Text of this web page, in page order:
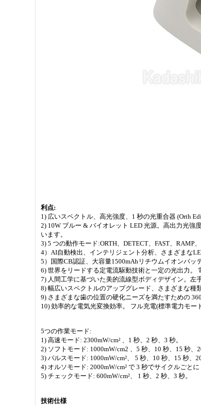
利点:
1) 広いスペクトル、高光強度、1 秒の光重合器 (Orth
2) 10W ブルー & バイオレット LED 光源。高出力光
います。
3) 5 つの動作モード:ORTH、DETECT、FAST、RAMP、
4）AI自動検出、インテリジェント分析、さまざまな
5）国際CB認証、大容量1500mAhリチウムイオンバッ
6) 世界をリードする定電流駆動技術と一定の光出力。
7) 人間工学に基づいた美的流線型ボディデザイン。左
8) 幅広いスペクトルのアップグレード、さまざまな種
9) さまざまな歯の位置の硬化ニーズを満たすための
10) 効率的な電気光変換効率。 フル充電(標準電力モー
5つの作業モード:
1) 高速モード: 2300mW/cm² 、1 秒、2 秒、3 秒。
2) ソフトモード: 1000mW/cm2 、5 秒、10 秒、15 秒、
3) パルスモード: 1000mW/cm²、 5 秒、10 秒、15 秒、20
4) オルソモード: 2000mW/cm² で 3 秒でサイクルごと
5) チェックモード: 600mW/cm²、 1 秒、2 秒、3 秒。
技術仕様